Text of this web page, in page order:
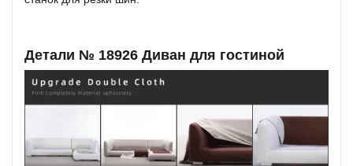
Детали № 18926 Диван для гостиной